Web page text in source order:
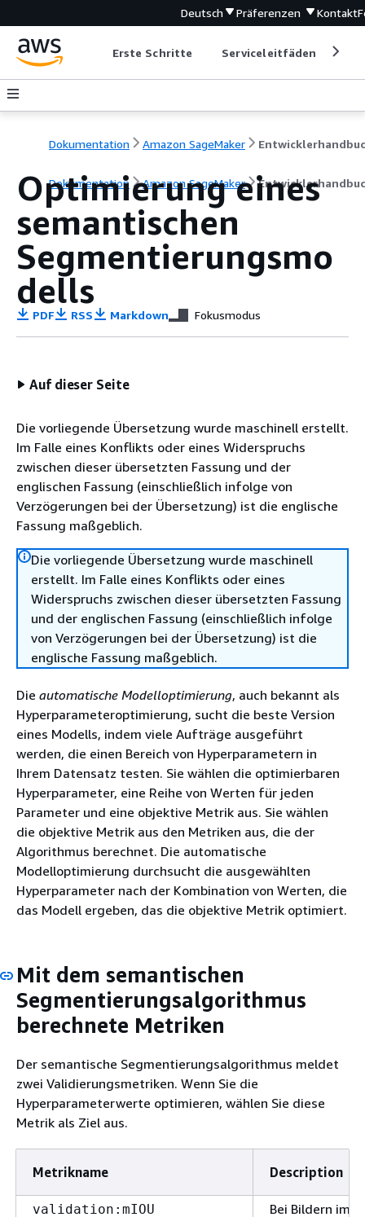
Deutsch Präferenzen Kontakt
Erste Schritte Serviceleitfäden
Dokumentation Amazon SageMaker
Dokumentation Amazon SageMaker
Optimierung eines
semantischen
Segmentierungsmo
dells
PDF RSS Markdown Fokusmodus
Auf dieser Seite
Die vorliegende Übersetzung wurde maschinell erstellt.
Im Falle eines Konflikts oder eines Widerspruchs
zwischen dieser übersetzten Fassung und der
englischen Fassung (einschließlich infolge von
Verzögerungen bei der Übersetzung) ist die englische
Fassung maßgeblich.
Die vorliegende Übersetzung wurde maschinell
erstellt. Im Falle eines Konflikts oder eines
Widerspruchs zwischen dieser übersetzten Fassung
und der englischen Fassung (einschließlich infolge
von Verzögerungen bei der Übersetzung) ist die
englische Fassung maßgeblich.
Die automatische Modelloptimierung, auch bekannt als
Hyperparameteroptimierung, sucht die beste Version
eines Modells, indem viele Aufträge ausgeführt
werden, die einen Bereich von Hyperparametern in
Ihrem Datensatz testen. Sie wählen die optimierbaren
Hyperparameter, eine Reihe von Werten für jeden
Parameter und eine objektive Metrik aus. Sie wählen
die objektive Metrik aus den Metriken aus, die der
Algorithmus berechnet. Die automatische
Modelloptimierung durchsucht die ausgewählten
Hyperparameter nach der Kombination von Werten, die
das Modell ergeben, das die objektive Metrik optimiert.
Mit dem semantischen
Segmentierungsalgorithmus
berechnete Metriken
Der semantische Segmentierungsalgorithmus meldet
zwei Validierungsmetriken. Wenn Sie die
Hyperparameterwerte optimieren, wählen Sie diese
Metrik als Ziel aus.
Metrikname Description
validation:mIOU
Bei Bildern im